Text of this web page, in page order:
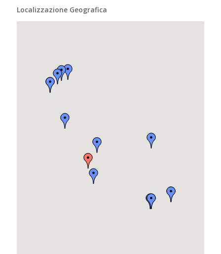
Localizzazione Geografica